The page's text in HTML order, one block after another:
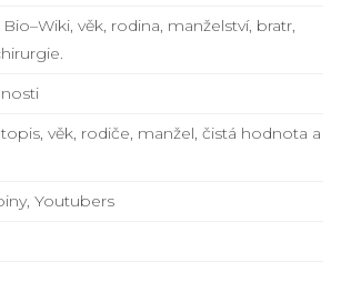
věk, rodina, manželství, bratr,
věk, rodiče, manžel, čistá hodnota a
Youtubers